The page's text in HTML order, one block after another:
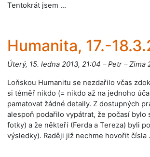
Tentokrát jsem …
Humanita, 17.-
Úterý, 15. ledna 2013, 21:04 – Petr – Zima
Loňskou Humanitu se nezdařilo včas
si téměř nikdo (= nikdo až na jednoho
pamatovat žádné detaily. Z dostupných
alespoň podařilo vypátrat, že počasí bylo
fotky) a že někteří (Ferda a Tereza) byli
výsledky). Raději již nechme hovořit čísla